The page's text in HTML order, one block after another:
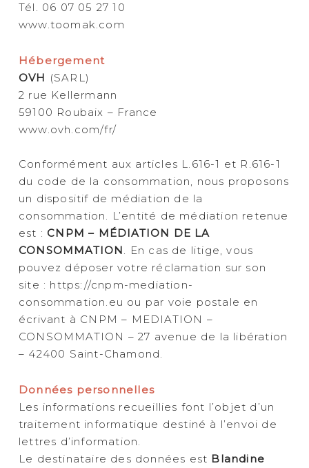
Tél. 06 07 05 27 10
www.toomak.com
Hébergement
OVH (SARL)
2 rue Kellermann
59100 Roubaix – France
www.ovh.com/fr/
Conformément aux articles L.616-1 et R.616-1
du code de la consommation, nous proposons
un dispositif de médiation de la
consommation. L’entité de médiation retenue
est : CNPM – MÉDIATION DE LA
CONSOMMATION. En cas de litige, vous
pouvez déposer votre réclamation sur son
site : https://cnpm-mediation-
consommation.eu ou par voie postale en
écrivant à CNPM – MEDIATION –
CONSOMMATION – 27 avenue de la libération
– 42400 Saint-Chamond.
Données personnelles
Les informations recueillies font l’objet d’un
traitement informatique destiné à l’envoi de
lettres d’information.
Le destinataire des données est Blandine